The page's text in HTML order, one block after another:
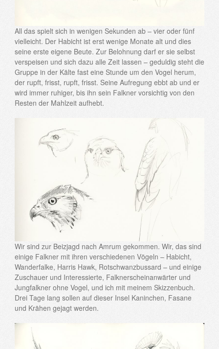
All das spielt sich in wenigen Sekunden ab – vier oder fünf
vielleicht. Der Habicht ist erst wenige Monate alt und dies
seine erste eigene Beute. Zur Belohnung darf er sie selbst
verspeisen und sich dazu alle Zeit lassen – geduldig steht die
Gruppe in der Kälte fast eine Stunde um den Vogel herum,
der rupft, frisst, rupft, frisst. Seine Aufregung ebbt ab und er
wird immer ruhiger, bis ihn sein Falkner vorsichtig von den
Resten der Mahlzeit aufhebt.
Wir sind zur Beizjagd nach Amrum gekommen. Wir, das sind
einige Falkner mit ihren verschiedenen Vögeln – Habicht,
Wanderfalke, Harris Hawk, Rotschwanzbussard – und einige
Zuschauer und Interessierte, Falknerscheinanwärter und
Jungfalkner ohne Vogel, und ich mit meinem Skizzenbuch.
Drei Tage lang sollen auf dieser Insel Kaninchen, Fasane
und Krähen gejagt werden.